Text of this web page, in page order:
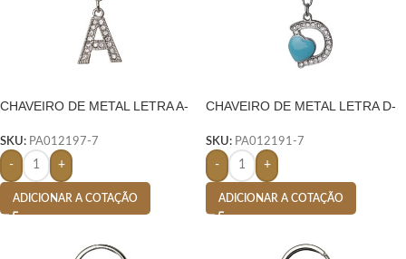
CHAVEIRO DE METAL LETRA A-
SKU: PA012197-7
- +
ADICIONAR A COTAÇÃO
CHAVEIRO DE METAL LETRA D-
SKU: PA012191-7
- +
ADICIONAR A COTAÇÃO